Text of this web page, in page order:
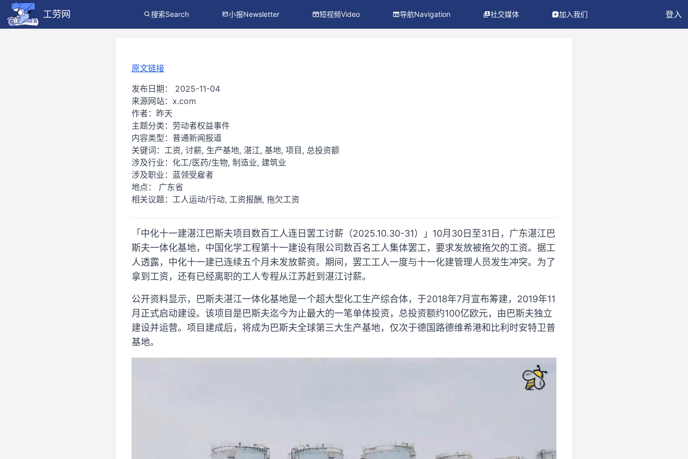
工劳网 搜索Search 小报Newsletter 短视频Video 导航Navigation 社交媒体 加入我们 登入
原文链接
发布日期： 2025-11-04
来源网站： x.com
作者： 昨天
主题分类： 劳动者权益事件
内容类型： 普通新闻报道
关键词： 工资, 讨薪, 生产基地, 湛江, 基地, 项目, 总投资额
涉及行业： 化工/医药/生物, 制造业, 建筑业
涉及职业： 蓝领受雇者
地点： 广东省
相关议题： 工人运动/行动, 工资报酬, 拖欠工资
「中化十一建湛江巴斯夫项目数百工人连日罢工讨薪（2025.10.30-31）」10月30日至31日，广东湛江巴
斯夫一体化基地，中国化学工程第十一建设有限公司数百名工人集体罢工，要求发放被拖欠的工资。据工
人透露，中化十一建已连续五个月未发放薪资。期间，罢工工人一度与十一化建管理人员发生冲突。为了
拿到工资，还有已经离职的工人专程从江苏赶到湛江讨薪。
公开资料显示，巴斯夫湛江一体化基地是一个超大型化工生产综合体，于2018年7月宣布筹建，2019年11
月正式启动建设。该项目是巴斯夫迄今为止最大的一笔单体投资，总投资额约100亿欧元，由巴斯夫独立
建设并运营。项目建成后，将成为巴斯夫全球第三大生产基地，仅次于德国路德维希港和比利时安特卫普
基地。